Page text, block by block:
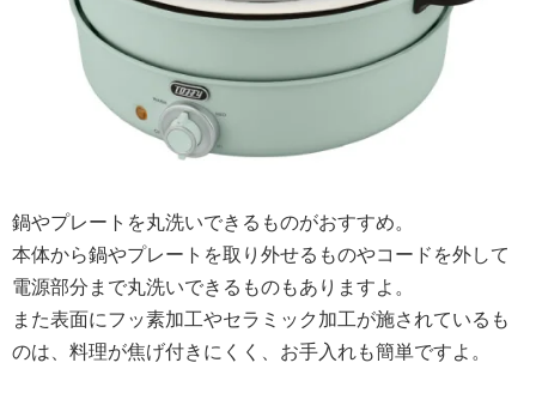
鍋やプレートを丸洗いできるものがおすすめ。
本体から鍋やプレートを取り外せるものやコードを外して
電源部分まで丸洗いできるものもありますよ。
また表面にフッ素加工やセラミック加工が施されているも
のは、料理が焦げ付きにくく、お手入れも簡単ですよ。